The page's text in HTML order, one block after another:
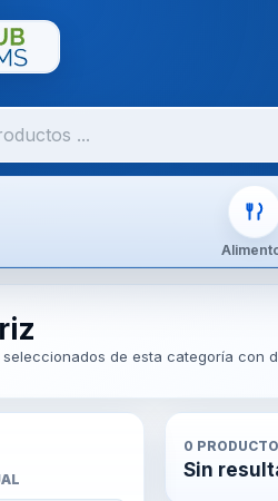
de esta categoría con
0 PRODUCTO
Sin